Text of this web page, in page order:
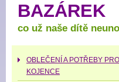
BAZÁREK
co už naše dítě
OBLEČENÍ A POTŘEBY PRO
KOJENCE